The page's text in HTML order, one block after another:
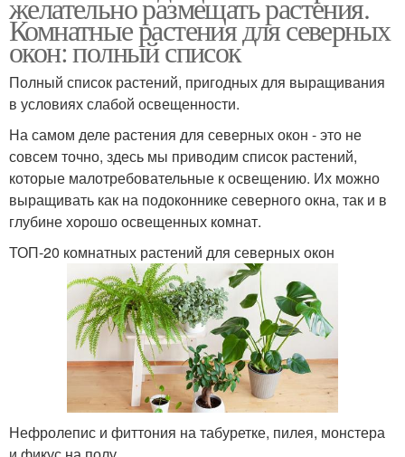
Комнатные растения для северных
окон: полный список
Полный список растений, пригодных для выращивания
в условиях слабой освещенности.
На самом деле растения для северных окон - это не
совсем точно, здесь мы приводим список растений,
которые малотребовательные к освещению. Их можно
выращивать как на подоконнике северного окна, так и в
глубине хорошо освещенных комнат.
ТОП-20 комнатных растений для северных окон
Нефролепис и фиттония на табуретке, пилея, монстера